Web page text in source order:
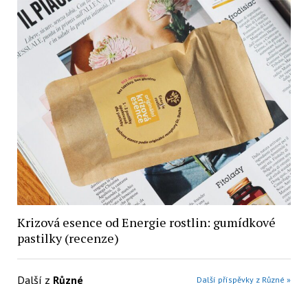
Krizová esence od Energie rostlin: gumídkové
pastilky (recenze)
Další z Různé Další příspěvky z Různé »